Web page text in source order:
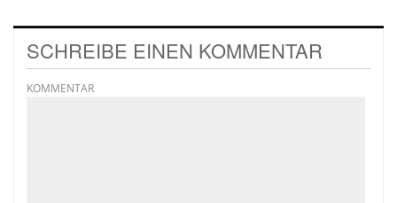
SCHREIBE EINEN KOMMENTAR
KOMMENTAR